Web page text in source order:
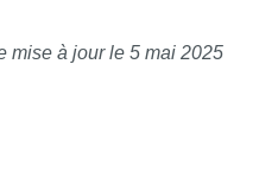
mise à jour le 5 mai 2025